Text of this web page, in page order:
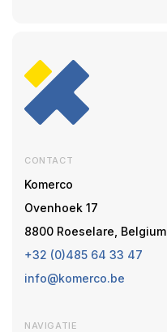
CONTACT
Komerco
Ovenhoek 17
8800 Roeselare, Belgium
+32 (0)485 64 33 47
info@komerco.be
NAVIGATIE